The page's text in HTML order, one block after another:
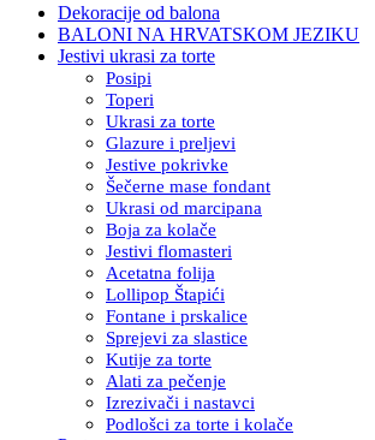
Dekoracije od balona
BALONI NA HRVATSKOM JEZIKU
Jestivi ukrasi za torte
Posipi
Toperi
Ukrasi za torte
Glazure i preljevi
Jestive pokrivke
Šečerne mase fondant
Ukrasi od marcipana
Boja za kolače
Jestivi flomasteri
Acetatna folija
Lollipop Štapići
Fontane i prskalice
Sprejevi za slastice
Kutije za torte
Alati za pečenje
Izrezivači i nastavci
Podlošci za torte i kolače